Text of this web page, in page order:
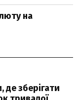
на
де зберігати